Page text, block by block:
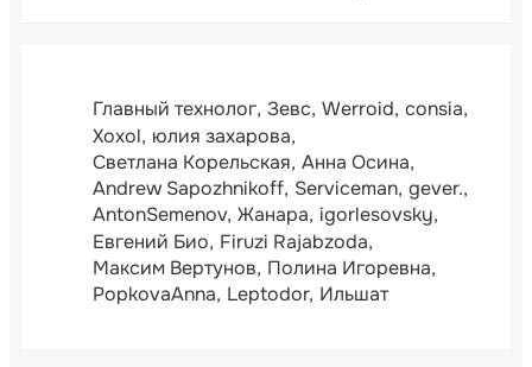
Главный технолог Зевс Werroid consia
Xoxol юлия захарова
Светлана Корельская Анна Осина
Andrew Sapozhnikoff Serviceman gever.
AntonSemenov Жанара igorlesovsky
Евгений Био Firuzi Rajabzoda
Максим Вертунов Полина Игоревна
PopkovaAnna Leptodor Ильшат